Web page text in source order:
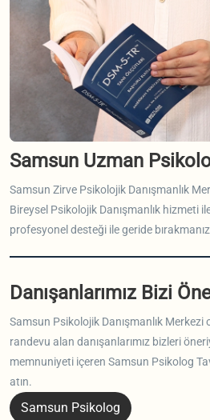
Samsun Psikolog
Samsun Uzman
Samsun Zirve Psikolojik Danışmanlık
Bireysel Psikolojik Danışmanlık hizmeti
profesyonel desteği ile geride
Danışanlarımız Bizi
Samsun Psikolojik Danışmanlık Merkezi
randevu alan danışanlarımız bizleri
memnuniyeti içeren Samsun Psikolog
atın.